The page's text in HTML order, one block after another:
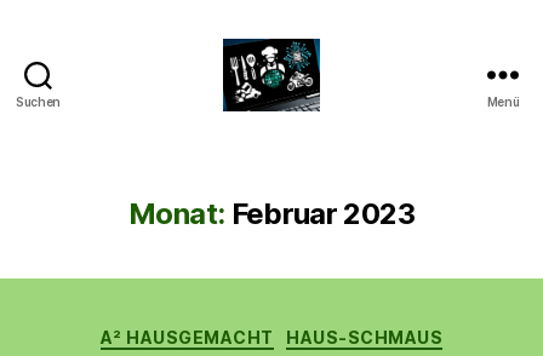
Suchen Menü
Monat: Februar 2023
Kategorien
A² HAUSGEMACHT HAUS-SCHMAUS